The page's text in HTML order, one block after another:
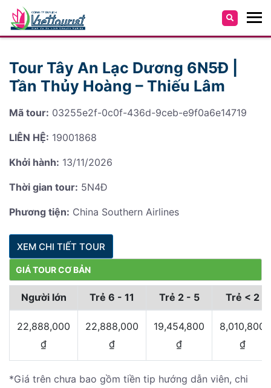
Tour Tây An Lạc Dương 6N5Đ |
Tần Thủy Hoàng – Thiếu Lâm
Mã tour: 03255e2f-0c0f-436d-9ceb-e9f0a6e14719
LIÊN HỆ: 19001868
Khởi hành: 13/11/2026
Thời gian tour: 5N4Đ
Phương tiện: China Southern Airlines
XEM CHI TIẾT TOUR
GIÁ TOUR CƠ BẢN
Người lớn Trẻ 6 - 11 Trẻ 2 - 5 Trẻ < 2
22,888,000
₫
22,888,000
₫
19,454,800
₫
8,010,800
₫
*Giá trên chưa bao gồm tiền tip hướng dẫn viên, chi